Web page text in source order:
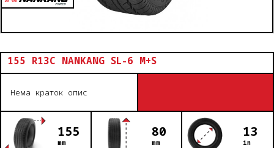
155 R13C NANKANG SL-6 M+S
Нема краток опис
155
mm
80
mm
13
in